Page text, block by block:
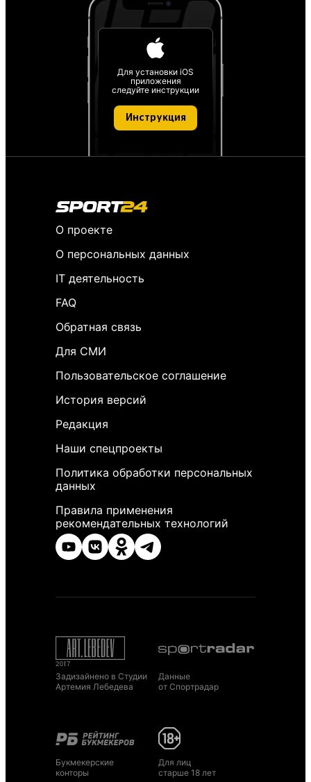
Для установки iOS
приложения
следуйте инструкции
Инструкция
О проекте
О персональных данных
IT деятельность
FAQ
Обратная связь
Для СМИ
Пользовательское соглашение
История версий
Редакция
Наши спецпроекты
Политика обработки персональных
данных
Правила применения
рекомендательных технологий
Задизайнено в Студии
Артемия Лебедева
Данные
от Спортрадар
Букмекерские
конторы
Для лиц
старше 18 лет